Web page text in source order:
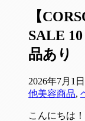
【
SALE
品あり
2026年7月1日
他美容商品,
こんにちは